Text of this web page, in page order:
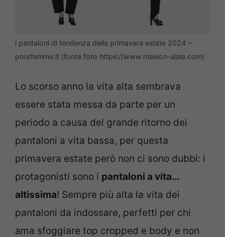
i pantaloni di tendenza della primavera estate 2024 –
pourfemme.it (fonte foto https://www.maison-alaia.com)
Lo scorso anno la vita alta sembrava
essere stata messa da parte per un
periodo a causa del grande ritorno dei
pantaloni a vita bassa, per questa
primavera estate però non ci sono dubbi: i
protagonisti sono i pantaloni a vita…
altissima! Sempre più alta la vita dei
pantaloni da indossare, perfetti per chi
ama sfoggiare top cropped e body e non